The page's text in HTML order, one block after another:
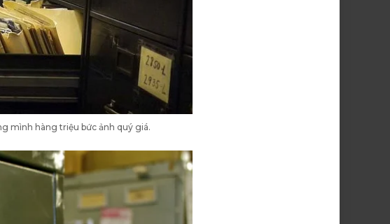
mình hàng triệu bức ảnh quý giá.